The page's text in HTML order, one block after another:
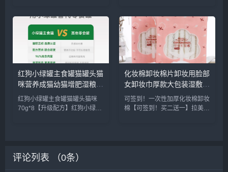
宝藏神裤，自带酷酷的时髦味，
小粗腿救星~采用环保印染工
艺，水洗不掉色，不缩水！...
全彩印刷，插图精美，专为0-9
岁学前幼儿园宝贝贴心设计，宝
妈必备睡前故事书，把握孩子成
长关键...
红狗小绿罐主食罐猫罐头猫
咪营养成猫幼猫增肥湿粮零
食70g*8_宠物/宠物食品及
用品
红狗小绿罐主食罐猫罐头猫咪
70g*8【升级配方】红狗小绿罐
红狗小绿罐主食罐猫罐头猫咪营
养成...
化妆棉卸妆棉片卸妆用脸部
女卸妆巾厚款大包装湿敷棉
专用拍爽肤水_彩妆/香水/
美妆工具
可签到！一次性加厚化妆棉卸妆
棉【可签到！买二送一】拉美拉
评论列表 （0条）